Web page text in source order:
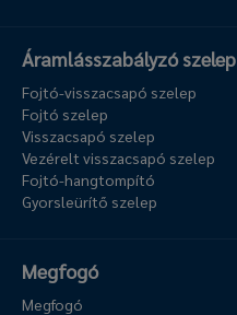
Áramlásszabályzó szelep
Fojtó-visszacsapó szelep
Fojtó szelep
Visszacsapó szelep
Vezérelt visszacsapó szelep
Fojtó-hangtompító
Gyorsleürítő szelep
Megfogó
Megfogó